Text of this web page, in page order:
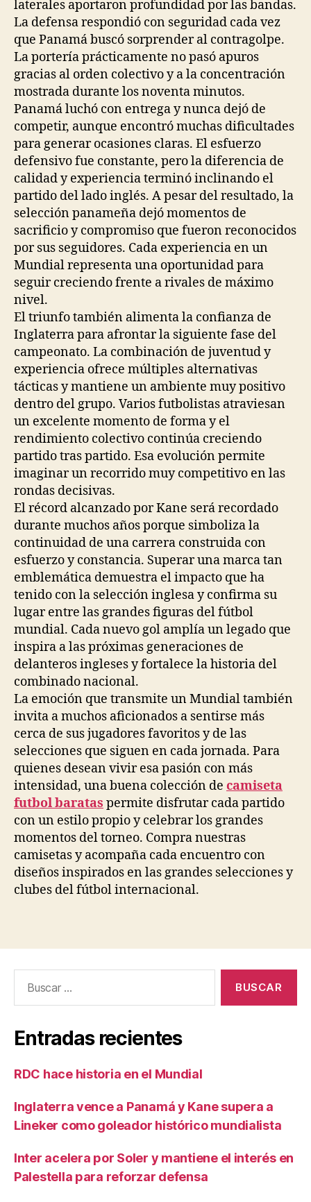
laterales aportaron profundidad por las bandas.
La defensa respondió con seguridad cada vez
que Panamá buscó sorprender al contragolpe.
La portería prácticamente no pasó apuros
gracias al orden colectivo y a la concentración
mostrada durante los noventa minutos.
Panamá luchó con entrega y nunca dejó de
competir, aunque encontró muchas dificultades
para generar ocasiones claras. El esfuerzo
defensivo fue constante, pero la diferencia de
calidad y experiencia terminó inclinando el
partido del lado inglés. A pesar del resultado, la
selección panameña dejó momentos de
sacrificio y compromiso que fueron reconocidos
por sus seguidores. Cada experiencia en un
Mundial representa una oportunidad para
seguir creciendo frente a rivales de máximo
nivel.
El triunfo también alimenta la confianza de
Inglaterra para afrontar la siguiente fase del
campeonato. La combinación de juventud y
experiencia ofrece múltiples alternativas
tácticas y mantiene un ambiente muy positivo
dentro del grupo. Varios futbolistas atraviesan
un excelente momento de forma y el
rendimiento colectivo continúa creciendo
partido tras partido. Esa evolución permite
imaginar un recorrido muy competitivo en las
rondas decisivas.
El récord alcanzado por Kane será recordado
durante muchos años porque simboliza la
continuidad de una carrera construida con
esfuerzo y constancia. Superar una marca tan
emblemática demuestra el impacto que ha
tenido con la selección inglesa y confirma su
lugar entre las grandes figuras del fútbol
mundial. Cada nuevo gol amplía un legado que
inspira a las próximas generaciones de
delanteros ingleses y fortalece la historia del
combinado nacional.
La emoción que transmite un Mundial también
invita a muchos aficionados a sentirse más
cerca de sus jugadores favoritos y de las
selecciones que siguen en cada jornada. Para
quienes desean vivir esa pasión con más
intensidad, una buena colección de camiseta
futbol baratas permite disfrutar cada partido
con un estilo propio y celebrar los grandes
momentos del torneo. Compra nuestras
camisetas y acompaña cada encuentro con
diseños inspirados en las grandes selecciones y
clubes del fútbol internacional.
Entradas recientes
RDC hace historia en el Mundial
Inglaterra vence a Panamá y Kane supera a
Lineker como goleador histórico mundialista
Inter acelera por Soler y mantiene el interés en
Palestella para reforzar defensa